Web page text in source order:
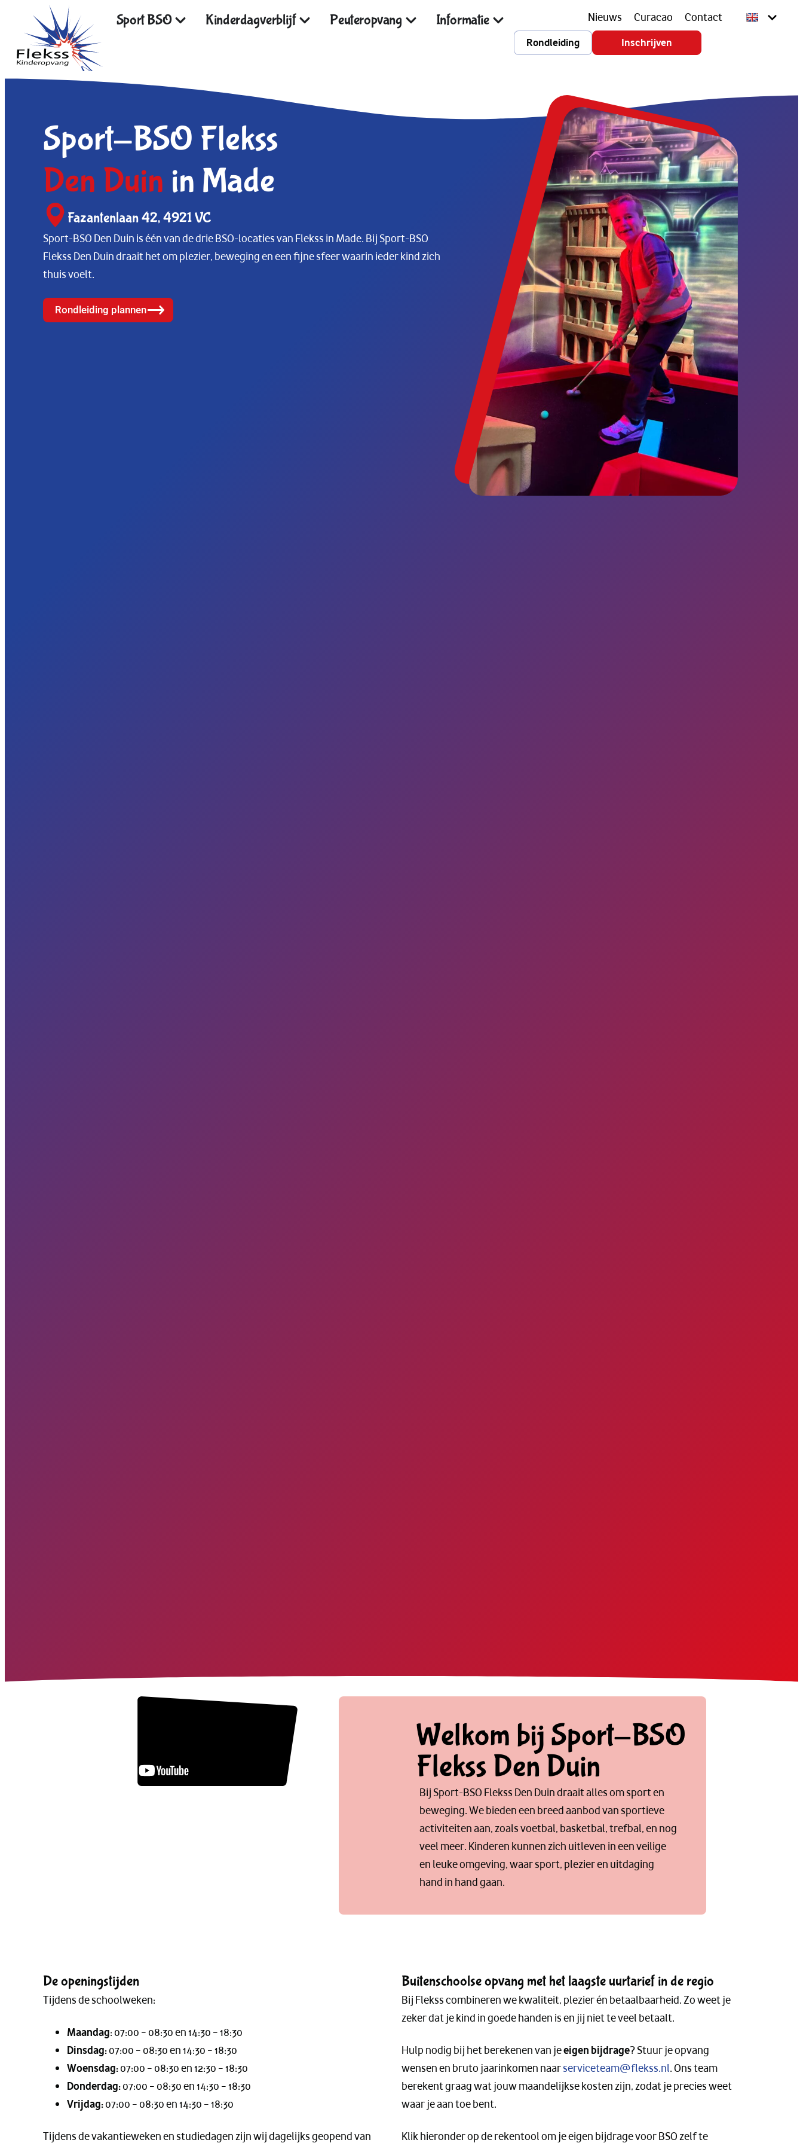
Sport BSO Kinderdagverblijf Peuteropvang Informatie Nieuws Curacao Contact
Rondleiding Inschrijven
Sport-BSO Flekss
Den Duin in Made
Fazantenlaan 42, 4921 VC
Sport-BSO Den Duin is één van de drie BSO-locaties van Flekss in Made. Bij Sport-BSO
Flekss Den Duin draait het om plezier, beweging en een fijne sfeer waarin ieder kind zich
thuis voelt.
Rondleiding plannen
Welkom bij Sport-BSO
Flekss Den Duin
Bij Sport-BSO Flekss Den Duin draait alles om sport en
beweging. We bieden een breed aanbod van sportieve
activiteiten aan, zoals voetbal, basketbal, trefbal, en nog
veel meer. Kinderen kunnen zich uitleven in een veilige
en leuke omgeving, waar sport, plezier en uitdaging
hand in hand gaan.
De openingstijden
Tijdens de schoolweken:
Maandag: 07:00 – 08:30 en 14:30 – 18:30
Dinsdag:07:00 – 08:30 en 14:30 – 18:30
Woensdag:07:00 – 08:30 en 12:30 – 18:30
Donderdag:07:00 – 08:30 en 14:30 – 18:30
Vrijdag:07:00 – 08:30 en 14:30 – 18:30
Tijdens de vakantieweken en studiedagen zijn wij dagelijks geopend van
Buitenschoolse opvang met het laagste uurtarief in de regio
Bij Flekss combineren we kwaliteit, plezier én betaalbaarheid. Zo weet je
zeker dat je kind in goede handen is en jij niet te veel betaalt.
Hulp nodig bij het berekenen van jeeigen bijdrage? Stuur je opvang
wensen en bruto jaarinkomen naarserviceteam@flekss.nl. Ons team
berekent graag wat jouw maandelijkse kosten zijn, zodat je precies weet
waar je aan toe bent.
Klik hieronder op de rekentool om je eigen bijdrage voor BSO zelf te